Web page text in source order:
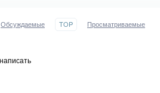
Обсуждаемые TOP Просматриваемые